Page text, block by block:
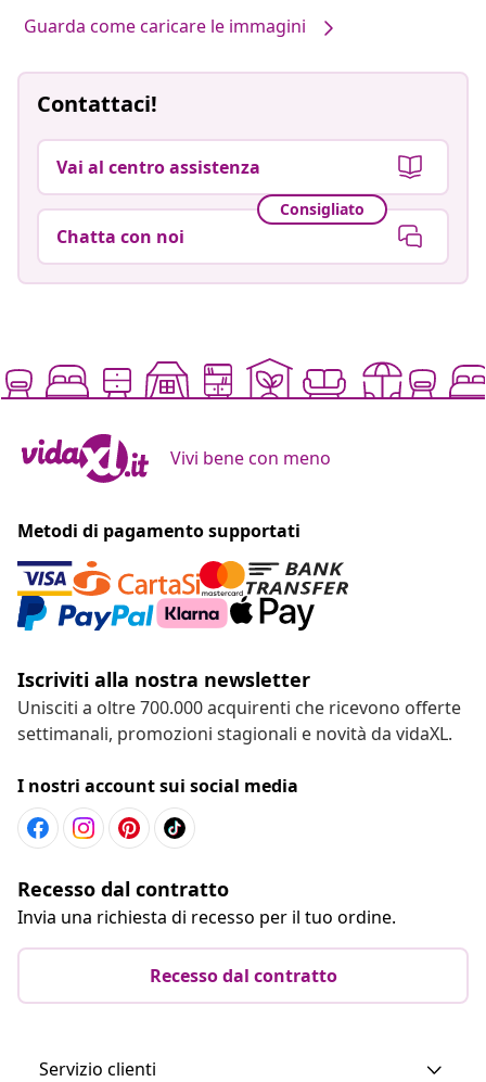
Guarda come caricare le immagini
Contattaci!
Vai al centro assistenza
Consigliato
Chatta con noi
Vivi bene con meno
Metodi di pagamento supportati
Iscriviti alla nostra newsletter
Unisciti a oltre 700.000 acquirenti che ricevono offerte
settimanali, promozioni stagionali e novità da vidaXL.
I nostri account sui social media
Recesso dal contratto
Invia una richiesta di recesso per il tuo ordine.
Recesso dal contratto
Servizio clienti